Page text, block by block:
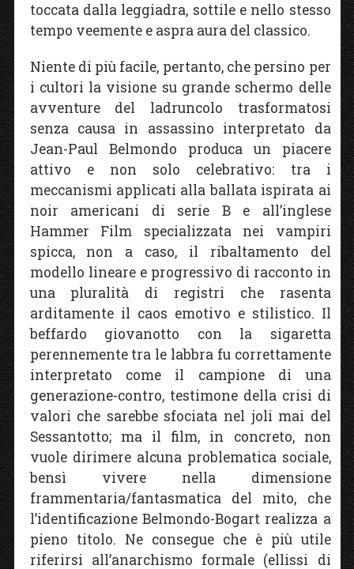
toccata dalla leggiadra, sottile e nello stesso
tempo veemente e aspra aura del classico.
Niente di più facile, pertanto, che persino per
i cultori la visione su grande schermo delle
avventure del ladruncolo trasformatosi
senza causa in assassino interpretato da
Jean-Paul Belmondo produca un piacere
attivo e non solo celebrativo: tra i
meccanismi applicati alla ballata ispirata ai
noir americani di serie B e all’inglese
Hammer Film specializzata nei vampiri
spicca, non a caso, il ribaltamento del
modello lineare e progressivo di racconto in
una pluralità di registri che rasenta
arditamente il caos emotivo e stilistico. Il
beffardo giovanotto con la sigaretta
perennemente tra le labbra fu correttamente
interpretato come il campione di una
generazione-contro, testimone della crisi di
valori che sarebbe sfociata nel joli mai del
Sessantotto; ma il film, in concreto, non
vuole dirimere alcuna problematica sociale,
bensì vivere nella dimensione
frammentaria/fantasmatica del mito, che
l’identificazione Belmondo-Bogart realizza a
pieno titolo. Ne consegue che è più utile
riferirsi all’anarchismo formale (ellissi di